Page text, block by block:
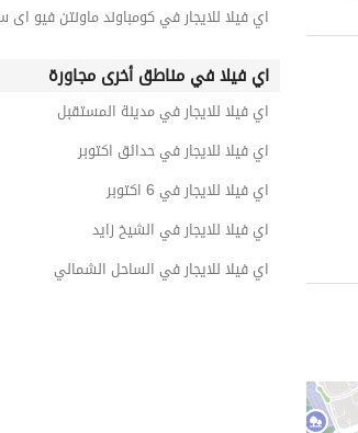
اي فيلا للايجار في كومباوند ماونتن فيو
اي فيلا في مناطق أخرى مجاورة
اي فيلا للايجار في مدينة المستقبل
اي فيلا للايجار في حدائق اكتوبر
اي فيلا للايجار في 6 اكتوبر
اي فيلا للايجار في الشيخ زايد
اي فيلا للايجار في الساحل الشمالي